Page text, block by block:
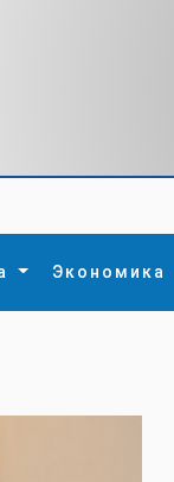
Экономика
политикаНаука